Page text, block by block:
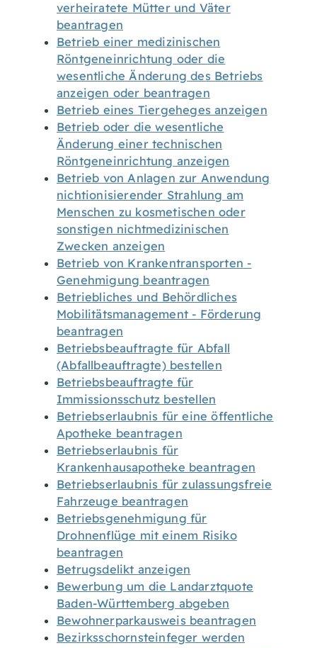
verheiratete Mütter und Väter
beantragen
Betrieb einer medizinischen
Röntgeneinrichtung oder die
wesentliche Änderung des Betriebs
anzeigen oder beantragen
Betrieb eines Tiergeheges anzeigen
Betrieb oder die wesentliche
Änderung einer technischen
Röntgeneinrichtung anzeigen
Betrieb von Anlagen zur Anwendung
nichtionisierender Strahlung am
Menschen zu kosmetischen oder
sonstigen nichtmedizinischen
Zwecken anzeigen
Betrieb von Krankentransporten -
Genehmigung beantragen
Betriebliches und Behördliches
Mobilitätsmanagement - Förderung
beantragen
Betriebsbeauftragte für Abfall
(Abfallbeauftragte) bestellen
Betriebsbeauftragte für
Immissionsschutz bestellen
Betriebserlaubnis für eine öffentliche
Apotheke beantragen
Betriebserlaubnis für
Krankenhausapotheke beantragen
Betriebserlaubnis für zulassungsfreie
Fahrzeuge beantragen
Betriebsgenehmigung für
Drohnenflüge mit einem Risiko
beantragen
Betrugsdelikt anzeigen
Bewerbung um die Landarztquote
Baden-Württemberg abgeben
Bewohnerparkausweis beantragen
Bezirksschornsteinfeger werden